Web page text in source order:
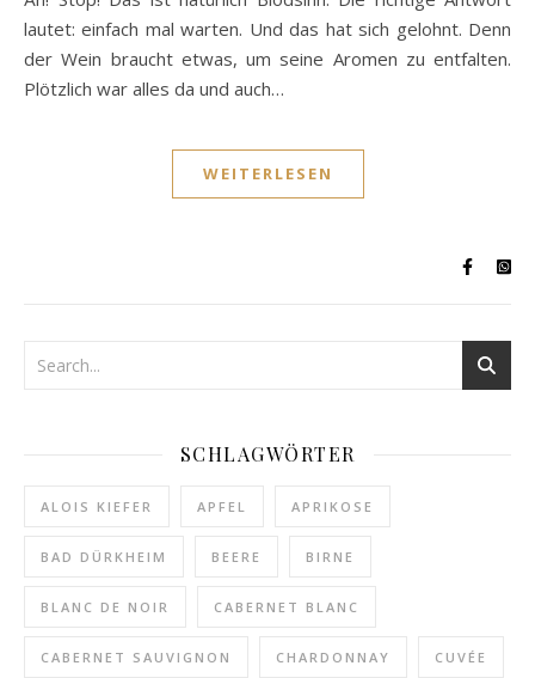
lautet: einfach mal warten. Und das hat sich gelohnt. Denn
der Wein braucht etwas, um seine Aromen zu entfalten.
Plötzlich war alles da und auch…
WEITERLESEN
SCHLAGWÖRTER
ALOIS KIEFER APFEL APRIKOSE
BAD DÜRKHEIM BEERE BIRNE
BLANC DE NOIR CABERNET BLANC
CABERNET SAUVIGNON CHARDONNAY CUVÉE